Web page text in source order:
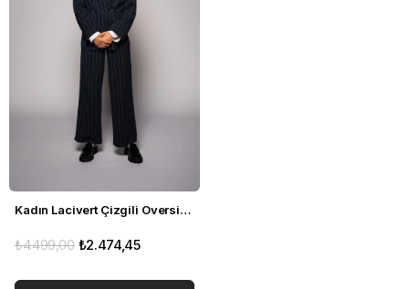
Kadın Lacivert Çizgili Oversize Blazer
₺2.474,45
₺4.499,00